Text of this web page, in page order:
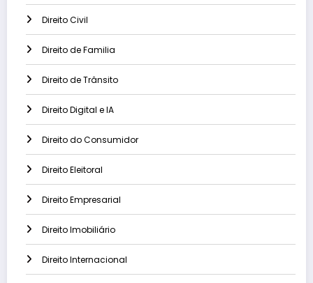
Direito Civil
Direito de Familia
Direito de Trânsito
Direito Digital e IA
Direito do Consumidor
Direito Eleitoral
Direito Empresarial
Direito Imobiliário
Direito Internacional